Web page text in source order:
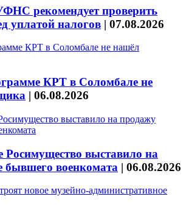
рекомендует проверить
уплатой налогов | 07.08.2026
КРТ в Соломбале не
| 06.08.2026
Росимущество выставило на
бывшего военкомата | 06.08.2026